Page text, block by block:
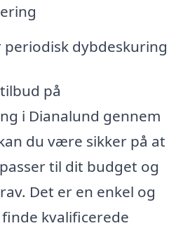
periodisk dybdeskuring
på
i Dianalund gennem
du være sikker på at
til dit budget og
Det er en enkel og
kvalificerede